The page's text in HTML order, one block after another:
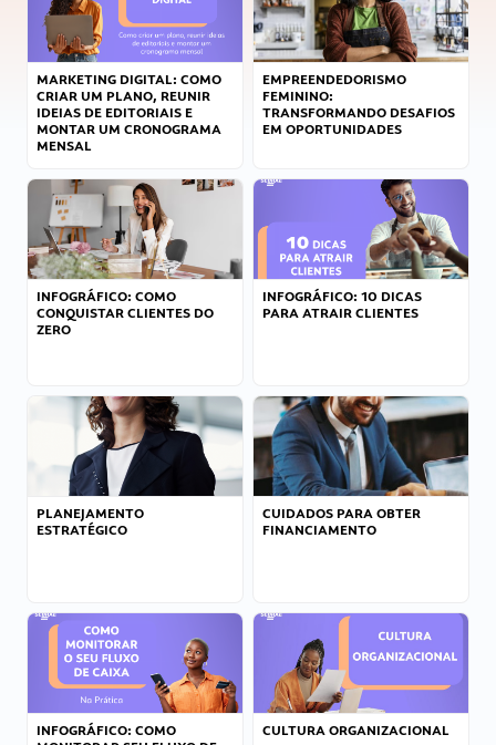
MARKETING DIGITAL: COMO
CRIAR UM PLANO, REUNIR
IDEIAS DE EDITORIAIS E
MONTAR UM CRONOGRAMA
MENSAL
EMPREENDEDORISMO
FEMININO:
TRANSFORMANDO DESAFIOS
EM OPORTUNIDADES
INFOGRÁFICO: COMO
CONQUISTAR CLIENTES DO
ZERO
INFOGRÁFICO: 10 DICAS
PARA ATRAIR CLIENTES
PLANEJAMENTO
ESTRATÉGICO
CUIDADOS PARA OBTER
FINANCIAMENTO
INFOGRÁFICO: COMO
CULTURA ORGANIZACIONAL